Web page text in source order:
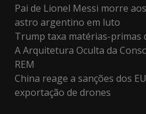
Pai de Lionel Messi morre
astro argentino em luto
Trump taxa matérias-primas
A Arquitetura Oculta da
REM
China reage a sanções dos
exportação de drones